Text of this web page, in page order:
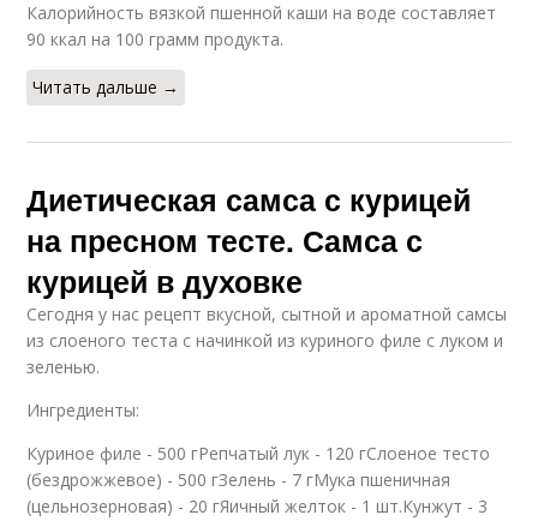
Калорийность вязкой пшенной каши на воде составляет
90 ккал на 100 грамм продукта.
Читать дальше →
Диетическая самса с курицей
на пресном тесте. Самса с
курицей в духовке
Сегодня у нас рецепт вкусной, сытной и ароматной самсы
из слоеного теста с начинкой из куриного филе с луком и
зеленью.
Ингредиенты:
Куриное филе - 500 гРепчатый лук - 120 гСлоеное тесто
(бездрожжевое) - 500 гЗелень - 7 гМука пшеничная
(цельнозерновая) - 20 гЯичный желток - 1 шт.Кунжут - 3